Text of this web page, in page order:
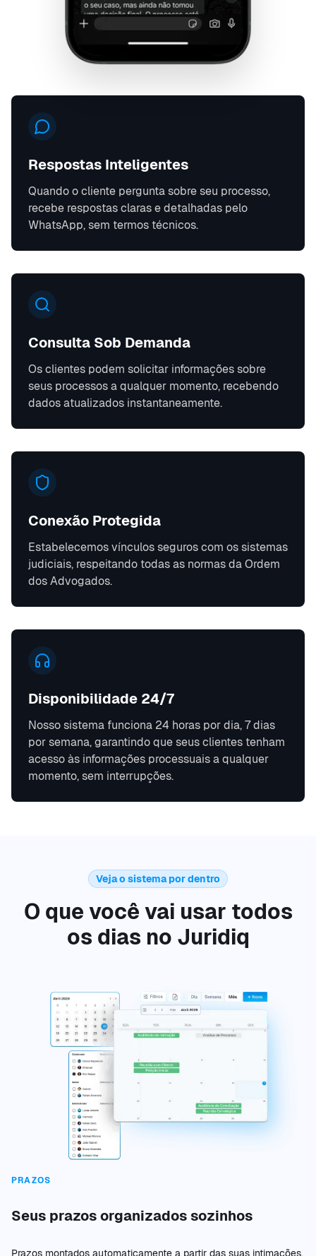
Respostas Inteligentes
Quando o cliente pergunta sobre seu processo,
recebe respostas claras e detalhadas pelo
WhatsApp, sem termos técnicos.
Consulta Sob Demanda
Os clientes podem solicitar informações sobre
seus processos a qualquer momento, recebendo
dados atualizados instantaneamente.
Conexão Protegida
Estabelecemos vínculos seguros com os sistemas
judiciais, respeitando todas as normas da Ordem
dos Advogados.
Disponibilidade 24/7
Nosso sistema funciona 24 horas por dia, 7 dias
por semana, garantindo que seus clientes tenham
acesso às informações processuais a qualquer
momento, sem interrupções.
Veja o sistema por dentro
O que você vai usar todos
os dias no Juridiq
PRAZOS
Seus prazos organizados sozinhos
Prazos montados automaticamente a partir das suas intimações,